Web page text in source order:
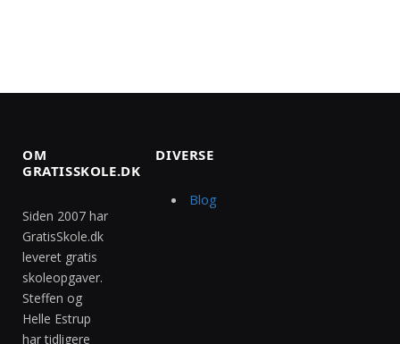
OM
GRATISSKOLE.DK
Siden 2007 har
GratisSkole.dk
leveret gratis
skoleopgaver.
Steffen og
Helle Estrup
har tidligere
DIVERSE
Blog